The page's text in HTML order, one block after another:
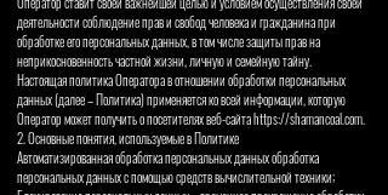
деятельности соблюдение прав и свобод человека и гражданина при
обработке его персональных данных, в том числе защиты прав на
неприкосновенность частной жизни, личную и семейную тайну.
Настоящая политика Оператора в отношении обработки персональных
данных (далее – Политика) применяется ко всей информации, которую
Оператор может получить о посетителях веб-сайта https://shamancoal.com.
2. Основные понятия, используемые в Политике
Автоматизированная обработка персональных данных обработка
персональных данных с помощью средств вычислительной техники;